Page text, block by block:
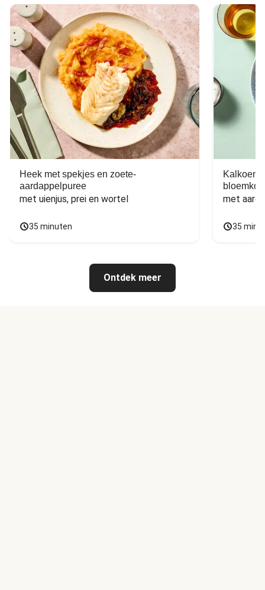
Heek met spekjes en zoete-
aardappelpuree
met uienjus, prei en wortel
35 minuten
Kalkoen
met
35
Ontdek meer